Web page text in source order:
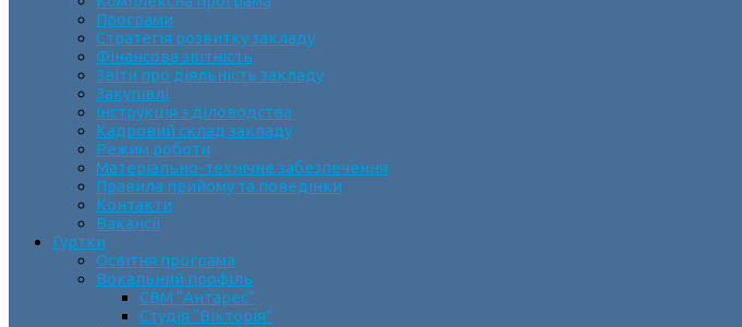
Програми
Стратегія розвитку закладу
Фінансова звітність
Звіти про діяльність закладу
Закупівлі
Інструкція з діловодства
Кадровий склад закладу
Режим роботи
Матеріально-технічне забезпечення
Правила прийому та поведінки
Контакти
Вакансії
Гуртки
Освітня програма
Вокальний профіль
СВМ “Антарес”
Студія “Вікторія”